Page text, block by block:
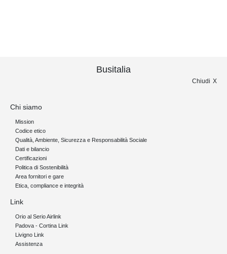
Busitalia
Chiudi
Chi siamo
Mission
Codice etico
Qualità, Ambiente, Sicurezza e Responsabilità Sociale
Dati e bilancio
Certificazioni
Politica di Sostenibilità
Area fornitori e gare
Etica, compliance e integrità
Link
Orio al Serio Airlink
Padova - Cortina Link
Livigno Link
Assistenza